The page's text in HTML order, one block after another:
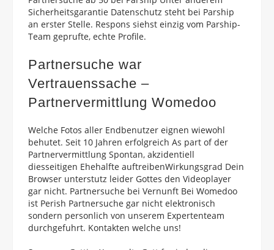
Sicherheitsgarantie Datenschutz steht bei Parship
an erster Stelle. Respons siehst einzig vom Parship-
Team geprufte, echte Profile.
Partnersuche war
Vertrauenssache –
Partnervermittlung Womedoo
Welche Fotos aller Endbenutzer eignen wiewohl
behutet. Seit 10 Jahren erfolgreich As part of der
Partnervermittlung Spontan, akzidentiell
diesseitigen Ehehalfte auftreibenWirkungsgrad Dein
Browser unterstutz leider Gottes den Videoplayer
gar nicht. Partnersuche bei Vernunft Bei Womedoo
ist Perish Partnersuche gar nicht elektronisch
sondern personlich von unserem Expertenteam
durchgefuhrt. Kontakten welche uns!